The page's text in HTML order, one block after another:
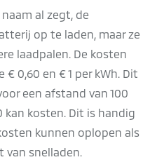
al zegt, de
op te laden, maar ze
laadpalen. De kosten
0,60 en € 1 per kWh. Dit
een afstand van 100
kan kosten. Dit is handig
kunnen oplopen als
van snelladen.